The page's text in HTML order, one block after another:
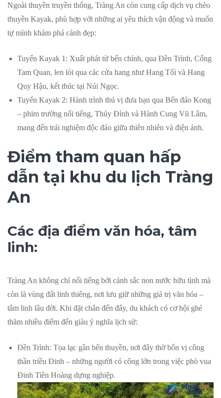
Ngoài thuyền truyền thống, Tràng An còn cung cấp dịch vụ chèo
thuyền Kayak, phù hợp với những ai yêu thích vận động và muốn
tự mình khám phá cảnh đẹp:
Tuyến Kayak 1: Xuất phát từ bến chính, qua Đền Trình, Cổng
Tam Quan, len lỏi qua các cửa hang như Hang Tối và Hang
Quy Hậu, kết thúc tại Núi Ngọc.
Tuyến Kayak 2: Hành trình thú vị đưa bạn qua Bến đảo Kong
– phim trường nổi tiếng, Thủy Đỉnh và Hành Cung Vũ Lâm,
mang đến trải nghiệm độc đáo giữa thiên nhiên và điện ảnh.
Điểm tham quan hấp
dẫn tại khu du lịch Tràng
An
Các địa điểm văn hóa, tâm
linh:
Tràng An không chỉ nổi tiếng bởi cảnh sắc non nước hữu tình mà
còn là vùng đất linh thiêng, nơi lưu giữ những giá trị văn hóa –
tâm linh lâu đời. Khi đặt chân đến đây, du khách có cơ hội ghé
thăm nhiều điểm đến giàu ý nghĩa lịch sử:
Đền Trình: Tọa lạc gần bến thuyền, nơi đây thờ bốn vị công
thần triều Đinh – những người có công lớn trong việc phò vua
Đinh Tiên Hoàng dựng nghiệp.